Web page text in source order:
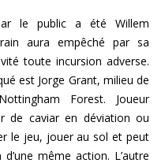
le public a été Willem
aura empêché par sa
toute incursion adverse.
est Jorge Grant, milieu de
Forest. Joueur
de caviar en déviation ou
le jeu, jouer au sol et peut
même action. L’autre